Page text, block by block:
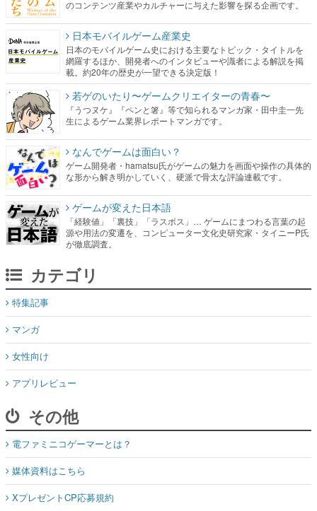
のコンテンツ産業やカルチャーに与えた影響を探る企画です。
日本モバイルゲーム産業史
日本のモバイルゲーム史における主要なトピック・タイトルを
網羅するほか、開発者へのインタビューや識者による解説を掲
載。約20年の歴史が一望できる決定版！
若ゲのいたり〜ゲームクリエイターの青春〜
『うつヌケ』『ペンと箸』等で知られるマンガ家・田中圭一先
生によるゲーム業界レポートマンガです。
なんでゲームは面白い？
ゲーム開発者・hamatsu氏がゲームの魅力を画面や操作の具体的
な形から解き明かしていく、硬派で骨太な評論連載です。
ゲームが変えた日本語
「経験値」「裏技」「ラスボス」… ゲームにまつわる言葉の起
源や用法の変遷を、コンピューター文化史研究家・タイニーP氏
が徹底調査。
カテゴリ
特集記事
マンガ
女性向け
アプリレビュー
その他
電ファミニコゲーマーとは？
媒体資料はこちら
XプレゼントCP応募規約